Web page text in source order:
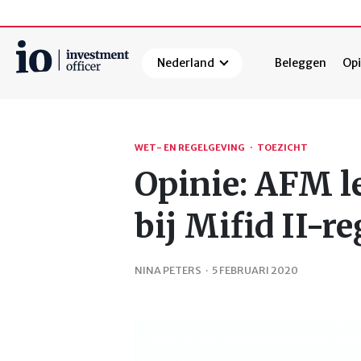
Nederland Beleggen
WET- EN REGELGEVING · TOEZICHT
Opinie: AFM
bij Mifid II-
NINA PETERS · 5 FEBRUARI 2020